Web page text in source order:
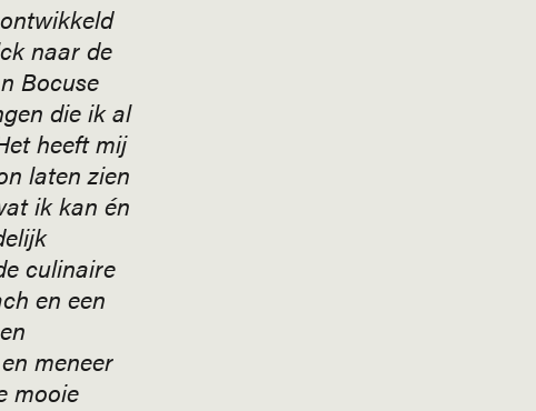
naar de
Bocuse
die ik al
heeft mij
laten zien
ik kan én
culinaire
en een
meneer
mooie